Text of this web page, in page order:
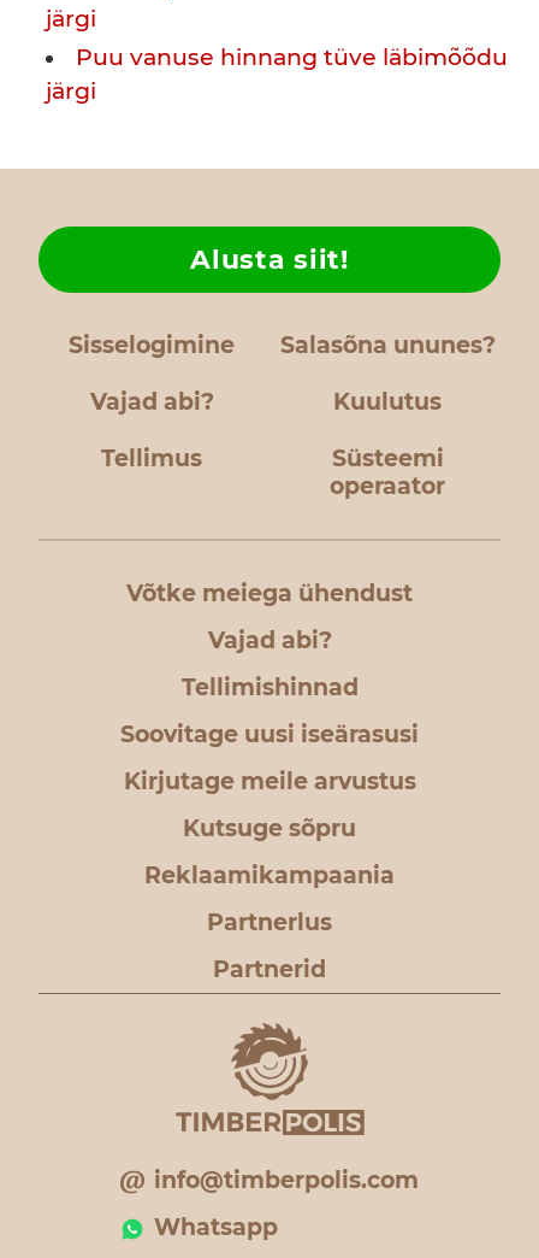
järgi
Puu vanuse hinnang tüve läbimõõdu
järgi
Sisselogimine Salasõna ununes?
Vajad abi?
Alusta siit!
Kuulutus
Tellimus
Süsteemi
operaator
Võtke meiega ühendust
Vajad abi?
Tellimishinnad
Soovitage uusi iseärasusi
Kirjutage meile arvustus
Kutsuge sõpru
Reklaamikampaania
Partnerlus
Partnerid
info@timberpolis.com
Whatsapp